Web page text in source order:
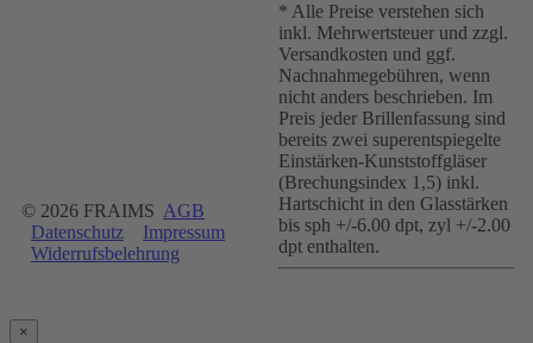
© 2026 FRAIMS AGB
Datenschutz
Impressum
Widerrufsbelehrung
* Alle Preise verstehen sich
inkl. Mehrwertsteuer und zzgl.
Versandkosten und ggf.
Nachnahmegebühren, wenn
nicht anders beschrieben. Im
Preis jeder Brillenfassung sind
bereits zwei superentspiegelte
Einstärken-Kunststoffgläser
(Brechungsindex 1,5) inkl.
Hartschicht in den Glasstärken
bis sph +/-6.00 dpt, zyl +/-2.00
dpt enthalten.
×